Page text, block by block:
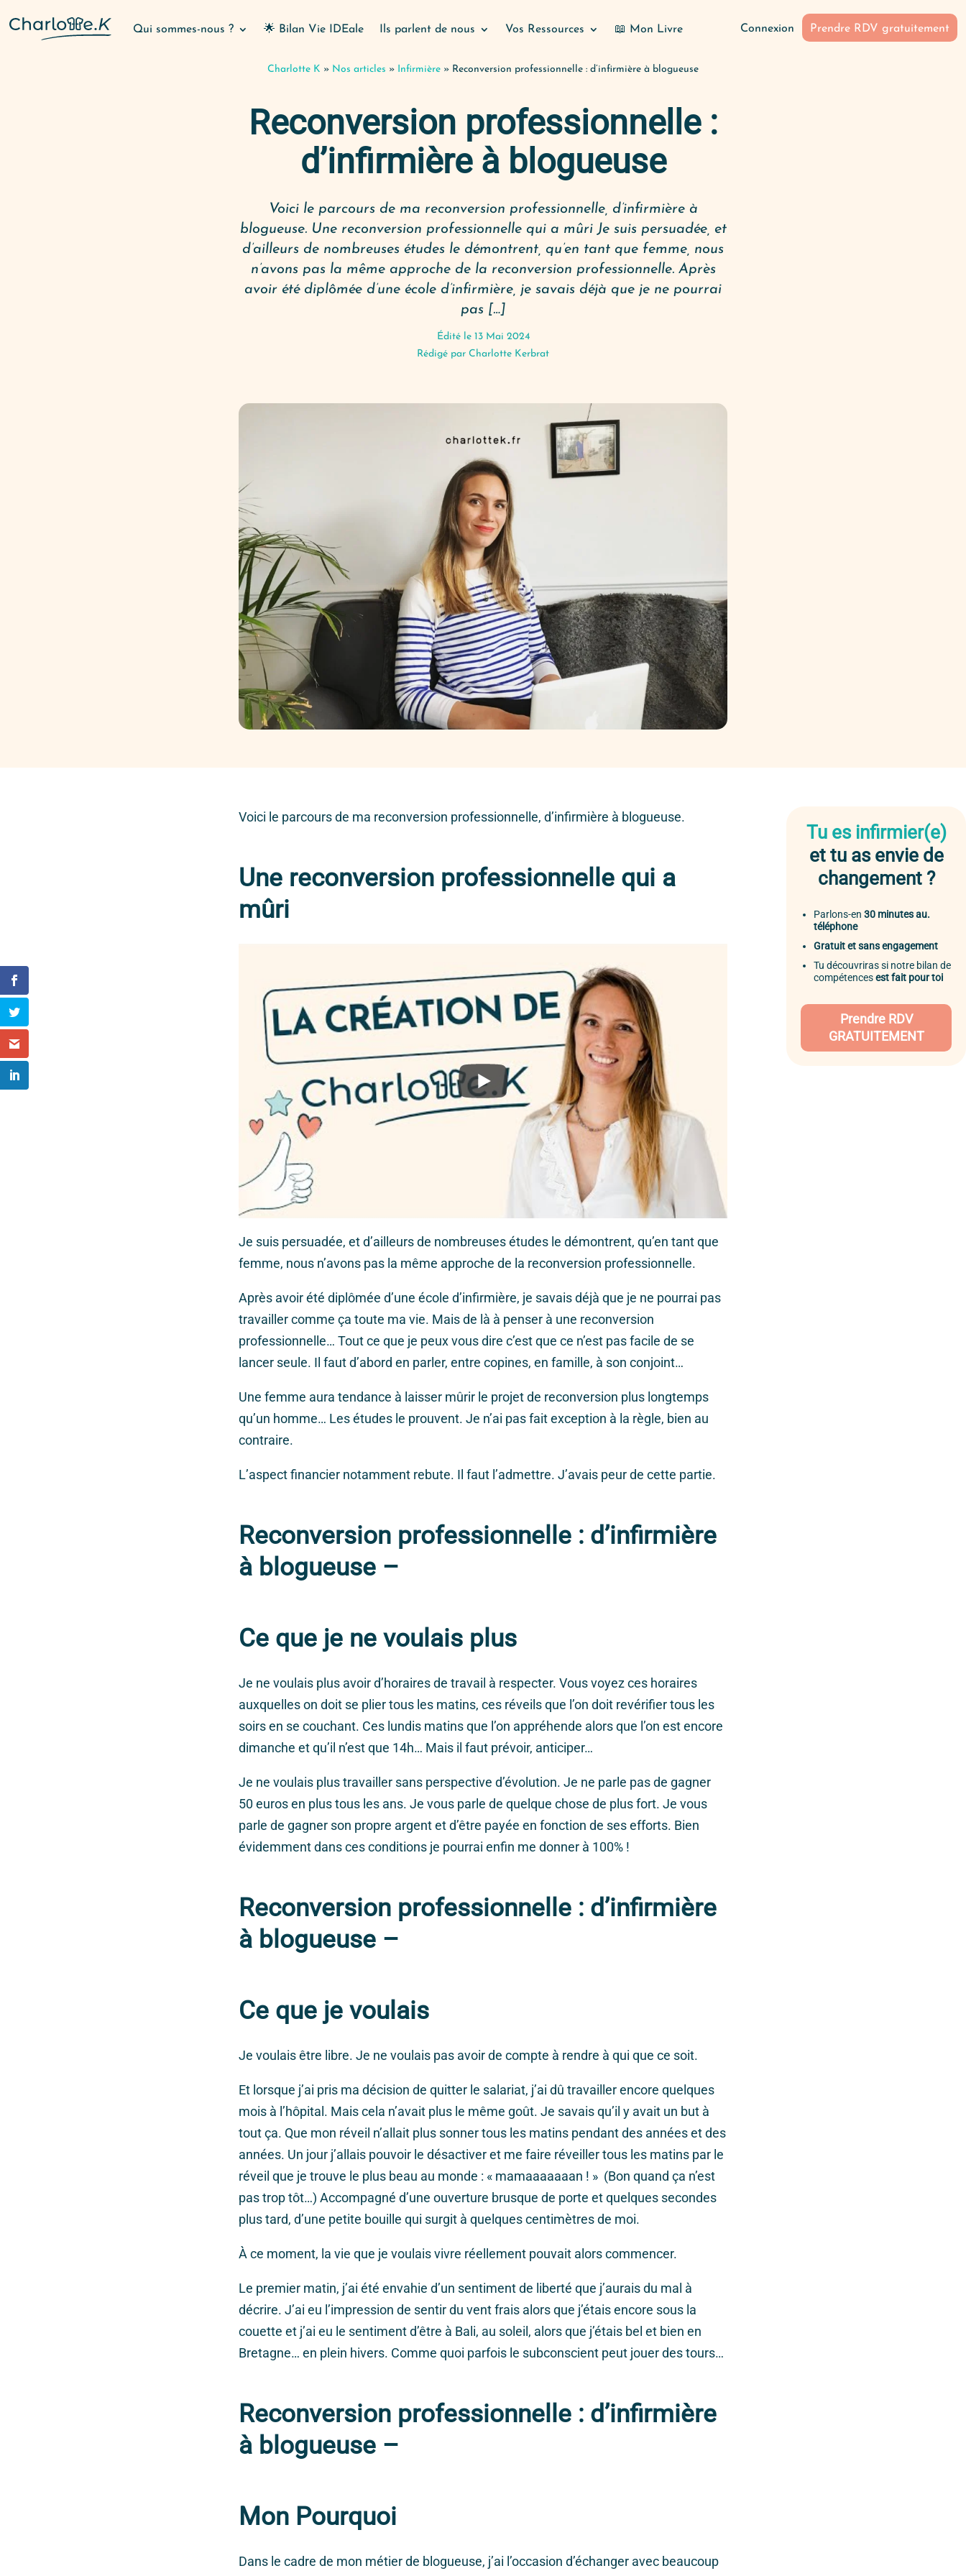
Qui sommes-nous ? 🌟 Bilan Vie IDEale Ils parlent de nous Vos Ressources 📖 Mon Livre Connexion Prendre RDV gratuitement
Charlotte K » Nos articles » Infirmière » Reconversion professionnelle : d’infirmière à blogueuse
Reconversion professionnelle :
d’infirmière à blogueuse
Voici le parcours de ma reconversion professionnelle, d’infirmière à
blogueuse. Une reconversion professionnelle qui a mûri Je suis persuadée, et
d’ailleurs de nombreuses études le démontrent, qu’en tant que femme, nous
n’avons pas la même approche de la reconversion professionnelle. Après
avoir été diplômée d’une école d’infirmière, je savais déjà que je ne pourrai
pas […]
Édité le 13 Mai 2024
Rédigé par Charlotte Kerbrat
Voici le parcours de ma reconversion professionnelle, d’infirmière à blogueuse.
Une reconversion professionnelle qui a
mûri
Je suis persuadée, et d’ailleurs de nombreuses études le démontrent, qu’en tant que
femme, nous n’avons pas la même approche de la reconversion professionnelle.
Après avoir été diplômée d’une école d’infirmière, je savais déjà que je ne pourrai pas
travailler comme ça toute ma vie. Mais de là à penser à une reconversion
professionnelle… Tout ce que je peux vous dire c’est que ce n’est pas facile de se
lancer seule. Il faut d’abord en parler, entre copines, en famille, à son conjoint…
Une femme aura tendance à laisser mûrir le projet de reconversion plus longtemps
qu’un homme… Les études le prouvent. Je n’ai pas fait exception à la règle, bien au
contraire.
L’aspect financier notamment rebute. Il faut l’admettre. J’avais peur de cette partie.
Reconversion professionnelle : d’infirmière
à blogueuse –
Ce que je ne voulais plus
Je ne voulais plus avoir d’horaires de travail à respecter. Vous voyez ces horaires
auxquelles on doit se plier tous les matins, ces réveils que l’on doit revérifier tous les
soirs en se couchant. Ces lundis matins que l’on appréhende alors que l’on est encore
dimanche et qu’il n’est que 14h… Mais il faut prévoir, anticiper…
Je ne voulais plus travailler sans perspective d’évolution. Je ne parle pas de gagner
50 euros en plus tous les ans. Je vous parle de quelque chose de plus fort. Je vous
parle de gagner son propre argent et d’être payée en fonction de ses efforts. Bien
évidemment dans ces conditions je pourrai enfin me donner à 100% !
Reconversion professionnelle : d’infirmière
à blogueuse –
Ce que je voulais
Je voulais être libre. Je ne voulais pas avoir de compte à rendre à qui que ce soit.
Et lorsque j’ai pris ma décision de quitter le salariat, j’ai dû travailler encore quelques
mois à l’hôpital. Mais cela n’avait plus le même goût. Je savais qu’il y avait un but à
tout ça. Que mon réveil n’allait plus sonner tous les matins pendant des années et des
années. Un jour j’allais pouvoir le désactiver et me faire réveiller tous les matins par le
réveil que je trouve le plus beau au monde : « mamaaaaaaan ! » (Bon quand ça n’est
pas trop tôt…) Accompagné d’une ouverture brusque de porte et quelques secondes
plus tard, d’une petite bouille qui surgit à quelques centimètres de moi.
À ce moment, la vie que je voulais vivre réellement pouvait alors commencer.
Le premier matin, j’ai été envahie d’un sentiment de liberté que j’aurais du mal à
décrire. J’ai eu l’impression de sentir du vent frais alors que j’étais encore sous la
couette et j’ai eu le sentiment d’être à Bali, au soleil, alors que j’étais bel et bien en
Bretagne… en plein hivers. Comme quoi parfois le subconscient peut jouer des tours…
Reconversion professionnelle : d’infirmière
à blogueuse –
Mon Pourquoi
Dans le cadre de mon métier de blogueuse, j’ai l’occasion d’échanger avec beaucoup
Tu es infirmier(e)
et tu as envie de
changement ?
Parlons-en 30 minutes au.
téléphone
Gratuit et sans engagement
Tu découvriras si notre bilan de
compétencesest fait pour toi
Prendre RDV
GRATUITEMENT